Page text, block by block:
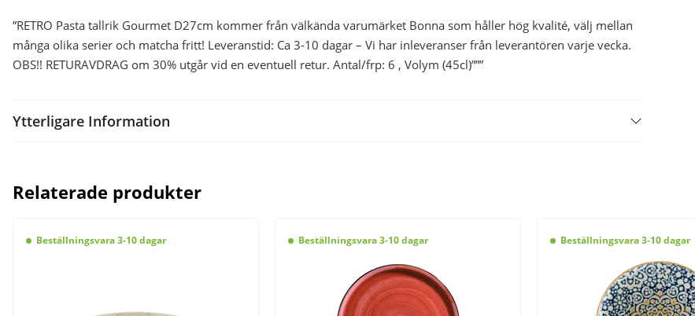
”RETRO Pasta tallrik Gourmet D27cm kommer från välkända varumärket Bonna som håller hög kvalité, välj mellan
många olika serier och matcha fritt! Leveranstid: Ca 3-10 dagar – Vi har inleveranser från leverantören varje vecka.
OBS!! RETURAVDRAG om 30% utgår vid en eventuell retur. Antal/frp: 6 , Volym (45cl)”””
Ytterligare Information
Relaterade produkter
Beställningsvara 3-10 dagar Beställningsvara 3-10 dagar Beställningsvara 3-10 dagar